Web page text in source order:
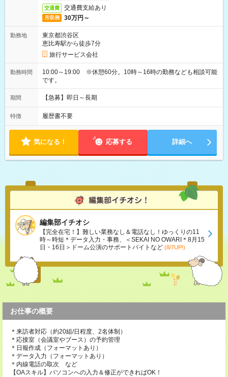
交通費 交通費支給あり
月収例 30万円～
勤務地
東京都渋谷区
恵比寿駅から徒歩7分
旅行サービス会社
勤務時間
10:00～19:00 ※休憩60分。10時～16時の勤務なども相談可能
です。
期間 【急募】即日～長期
特徴 履歴書不要
気になる！ 応募する 詳細へ
編集部イチオシ
【完全在宅！】難しい業務なし＆電話なし！ゆっくりの11
時～時短＊データ入力・事務、＜SEKAI NO OWARI＊8月15
日・16日＞ドーム公演のサポートバイトなど (8/7UP!)
お仕事の概要
＊来訪者対応（約20組/日程度、2名体制）
＊応接室（会議室やブース）の予約管理
＊日報作成（フォーマットあり）
＊データ入力（フォーマットあり）
＊内線電話の取次 など
【OAスキル】パソコンへの入力＆修正ができればOK！